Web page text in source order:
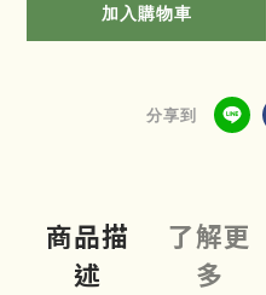
加入購物車
分享到
商品描
述
了解更
多